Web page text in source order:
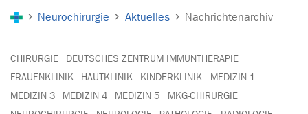
Neurochirurgie Aktuelles Nachrichtenarchiv
CHIRURGIE
DEUTSCHES ZENTRUM IMMUNTHERAPIE
FRAUENKLINIK
HAUTKLINIK KINDERKLINIK
MEDIZIN 1
MEDIZIN 3
MEDIZIN 4 MEDIZIN 5
MKG-CHIRURGIE